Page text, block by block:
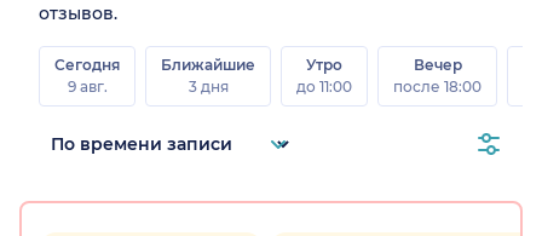
отзывов.
Сегодня
9 авг.
Ближайшие
3 дня
Утро
до 11:00
Вечер
после 18:00